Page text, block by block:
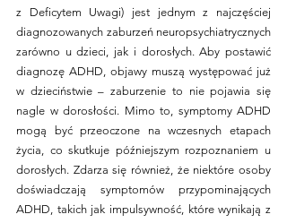
z Deficytem Uwagi) jest jednym z najczęściej
diagnozowanych zaburzeń neuropsychiatrycznych
zarówno u dzieci, jak i dorosłych. Aby postawić
diagnozę ADHD, objawy muszą występować już
w dzieciństwie – zaburzenie to nie pojawia się
nagle w dorosłości. Mimo to, symptomy ADHD
mogą być przeoczone na wczesnych etapach
życia, co skutkuje późniejszym rozpoznaniem u
dorosłych. Zdarza się również, że niektóre osoby
doświadczają symptomów przypominających
ADHD, takich jak impulsywność, które wynikają z